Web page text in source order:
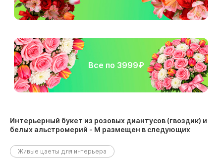
Все по 3999₽
Интерьерный букет из розовых диантусов (гвоздик) и
белых альстромерий - М размещен в следующих
Живые цаеты для интерьера